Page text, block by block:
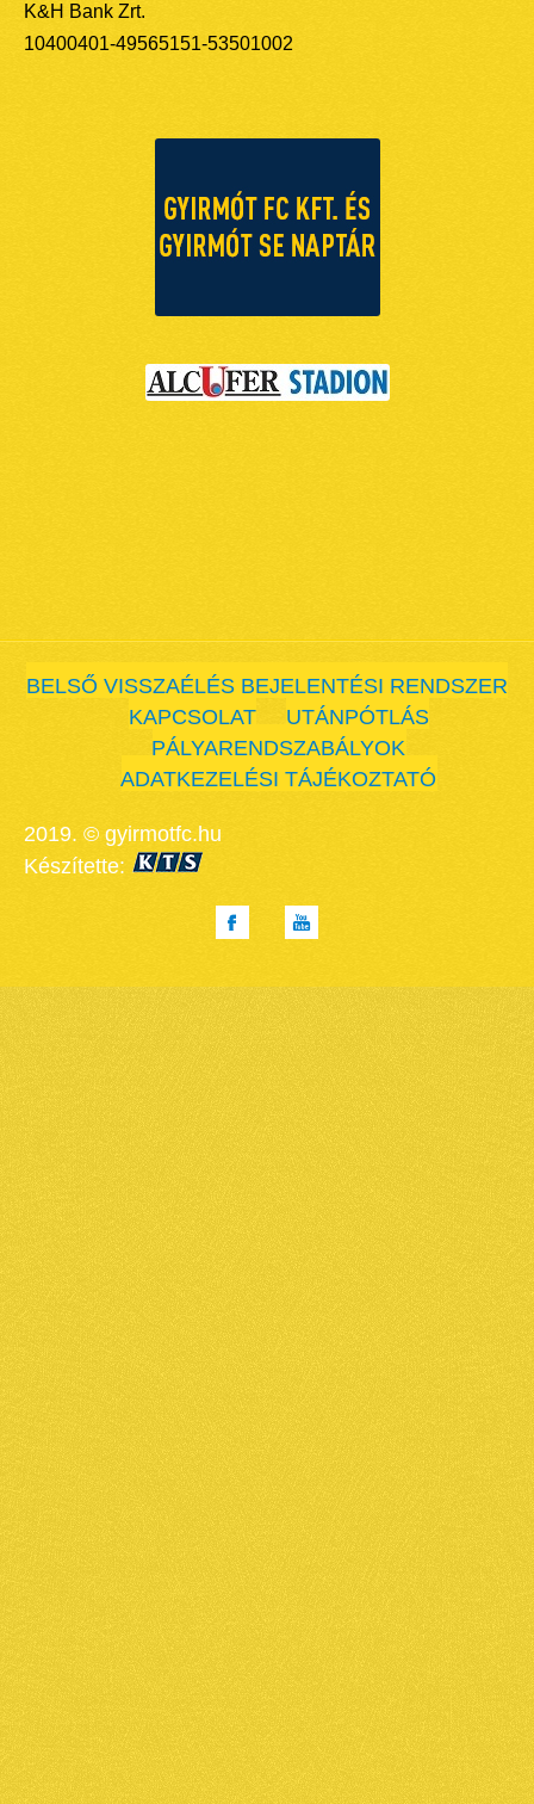
K&H Bank Zrt.
10400401-49565151-53501002
BELSŐ VISSZAÉLÉS BEJELENTÉSI RENDSZER
KAPCSOLAT
UTÁNPÓTLÁS
PÁLYARENDSZABÁLYOK
ADATKEZELÉSI TÁJÉKOZTATÓ
2019. © gyirmotfc.hu
Készítette: